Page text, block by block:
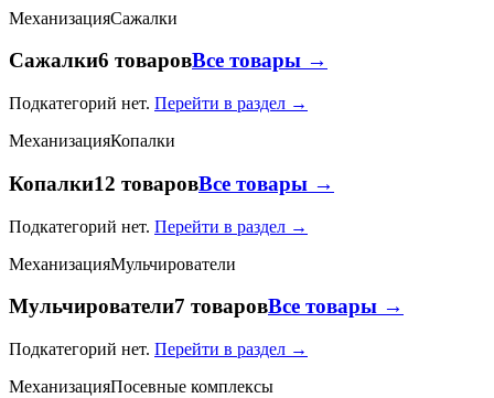
МеханизацияСажалки
Сажалки6 товаровВсе товары →
Подкатегорий нет. Перейти в раздел →
МеханизацияКопалки
Копалки12 товаровВсе товары →
Подкатегорий нет. Перейти в раздел →
МеханизацияМульчирователи
Мульчирователи7 товаровВсе товары →
Подкатегорий нет. Перейти в раздел →
МеханизацияПосевные комплексы